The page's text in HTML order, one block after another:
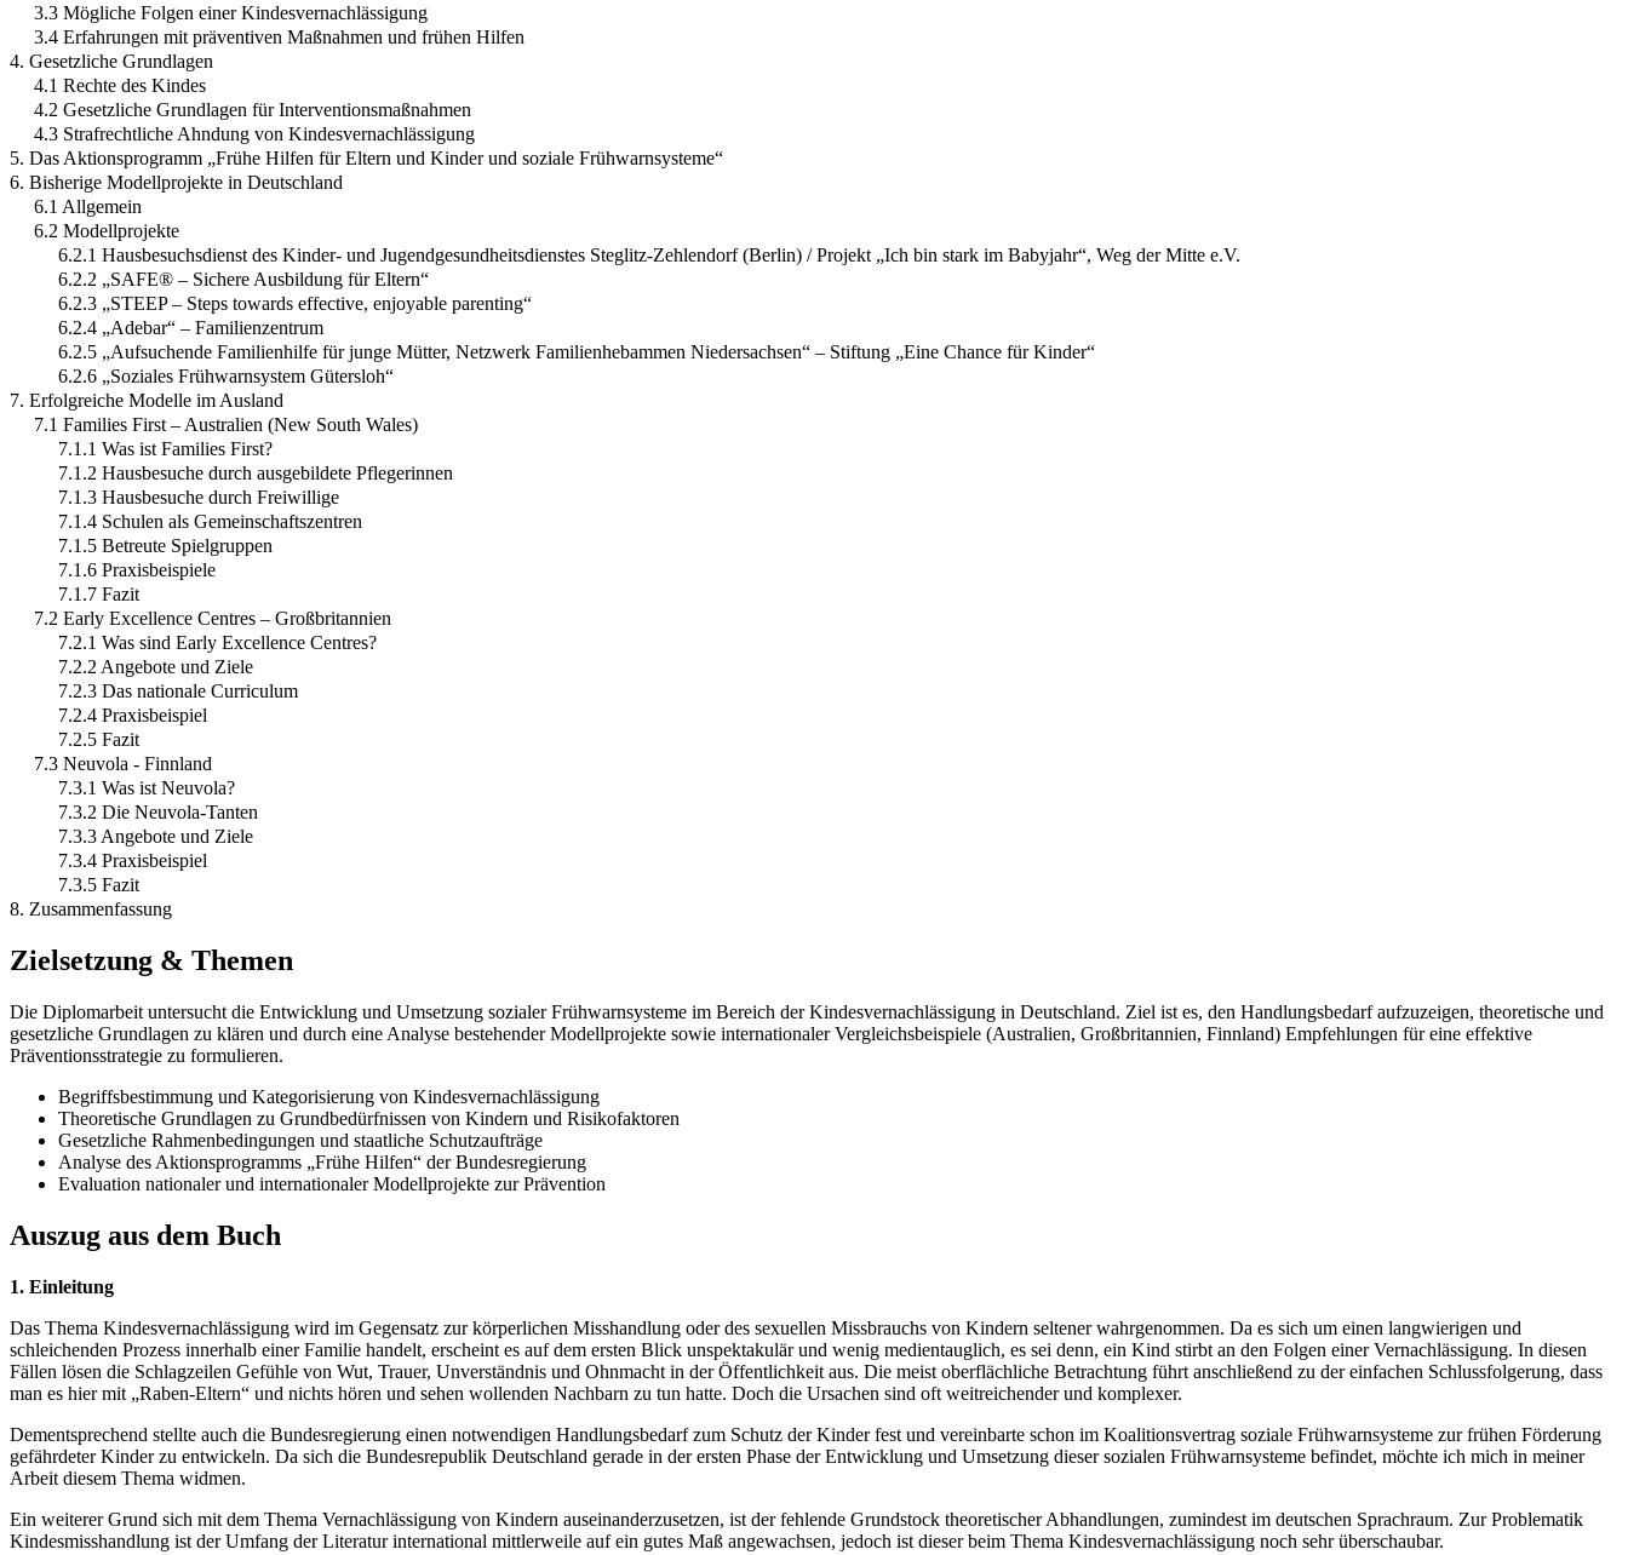
3.3 Mögliche Folgen einer Kindesvernachlässigung
3.4 Erfahrungen mit präventiven Maßnahmen und frühen Hilfen
4. Gesetzliche Grundlagen
4.1 Rechte des Kindes
4.2 Gesetzliche Grundlagen für Interventionsmaßnahmen
4.3 Strafrechtliche Ahndung von Kindesvernachlässigung
5. Das Aktionsprogramm „Frühe Hilfen für Eltern und Kinder und soziale Frühwarnsysteme“
6. Bisherige Modellprojekte in Deutschland
6.1 Allgemein
6.2 Modellprojekte
6.2.1 Hausbesuchsdienst des Kinder- und Jugendgesundheitsdienstes Steglitz-Zehlendorf (Berlin) / Projekt „Ich bin stark im Babyjahr“, Weg der Mitte e.V.
6.2.2 „SAFE® – Sichere Ausbildung für Eltern“
6.2.3 „STEEP – Steps towards effective, enjoyable parenting“
6.2.4 „Adebar“ – Familienzentrum
6.2.5 „Aufsuchende Familienhilfe für junge Mütter, Netzwerk Familienhebammen Niedersachsen“ – Stiftung „Eine Chance für Kinder“
6.2.6 „Soziales Frühwarnsystem Gütersloh“
7. Erfolgreiche Modelle im Ausland
7.1 Families First – Australien (New South Wales)
7.1.1 Was ist Families First?
7.1.2 Hausbesuche durch ausgebildete Pflegerinnen
7.1.3 Hausbesuche durch Freiwillige
7.1.4 Schulen als Gemeinschaftszentren
7.1.5 Betreute Spielgruppen
7.1.6 Praxisbeispiele
7.1.7 Fazit
7.2 Early Excellence Centres – Großbritannien
7.2.1 Was sind Early Excellence Centres?
7.2.2 Angebote und Ziele
7.2.3 Das nationale Curriculum
7.2.4 Praxisbeispiel
7.2.5 Fazit
7.3 Neuvola - Finnland
7.3.1 Was ist Neuvola?
7.3.2 Die Neuvola-Tanten
7.3.3 Angebote und Ziele
7.3.4 Praxisbeispiel
7.3.5 Fazit
8. Zusammenfassung
Zielsetzung & Themen
Die Diplomarbeit untersucht die Entwicklung und Umsetzung sozialer Frühwarnsysteme im Bereich der Kindesvernachlässigung in Deutschland. Ziel ist es, den Handlungsbedarf aufzuzeigen, theoretische und
gesetzliche Grundlagen zu klären und durch eine Analyse bestehender Modellprojekte sowie internationaler Vergleichsbeispiele (Australien, Großbritannien, Finnland) Empfehlungen für eine effektive
Präventionsstrategie zu formulieren.
Begriffsbestimmung und Kategorisierung von Kindesvernachlässigung
Theoretische Grundlagen zu Grundbedürfnissen von Kindern und Risikofaktoren
Gesetzliche Rahmenbedingungen und staatliche Schutzaufträge
Analyse des Aktionsprogramms „Frühe Hilfen“ der Bundesregierung
Evaluation nationaler und internationaler Modellprojekte zur Prävention
Auszug aus dem Buch
1. Einleitung
Das Thema Kindesvernachlässigung wird im Gegensatz zur körperlichen Misshandlung oder des sexuellen Missbrauchs von Kindern seltener wahrgenommen. Da es sich um einen langwierigen und
schleichenden Prozess innerhalb einer Familie handelt, erscheint es auf dem ersten Blick unspektakulär und wenig medientauglich, es sei denn, ein Kind stirbt an den Folgen einer Vernachlässigung. In diesen
Fällen lösen die Schlagzeilen Gefühle von Wut, Trauer, Unverständnis und Ohnmacht in der Öffentlichkeit aus. Die meist oberflächliche Betrachtung führt anschließend zu der einfachen Schlussfolgerung, dass
man es hier mit „Raben-Eltern“ und nichts hören und sehen wollenden Nachbarn zu tun hatte. Doch die Ursachen sind oft weitreichender und komplexer.
Dementsprechend stellte auch die Bundesregierung einen notwendigen Handlungsbedarf zum Schutz der Kinder fest und vereinbarte schon im Koalitionsvertrag soziale Frühwarnsysteme zur frühen Förderung
gefährdeter Kinder zu entwickeln. Da sich die Bundesrepublik Deutschland gerade in der ersten Phase der Entwicklung und Umsetzung dieser sozialen Frühwarnsysteme befindet, möchte ich mich in meiner
Arbeit diesem Thema widmen.
Ein weiterer Grund sich mit dem Thema Vernachlässigung von Kindern auseinanderzusetzen, ist der fehlende Grundstock theoretischer Abhandlungen, zumindest im deutschen Sprachraum. Zur Problematik
Kindesmisshandlung ist der Umfang der Literatur international mittlerweile auf ein gutes Maß angewachsen, jedoch ist dieser beim Thema Kindesvernachlässigung noch sehr überschaubar.